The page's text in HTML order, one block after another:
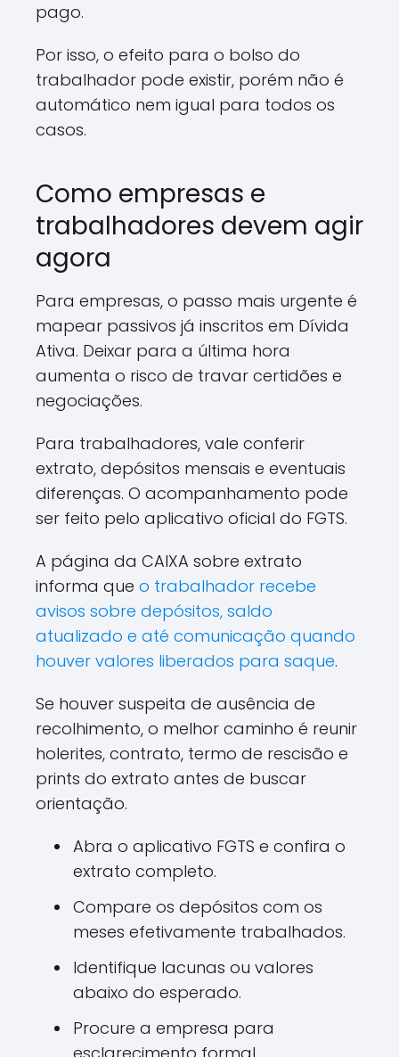
pago.
Por isso, o efeito para o bolso do
trabalhador pode existir, porém não é
automático nem igual para todos os
casos.
Como empresas e
trabalhadores devem agir
agora
Para empresas, o passo mais urgente é
mapear passivos já inscritos em Dívida
Ativa. Deixar para a última hora
aumenta o risco de travar certidões e
negociações.
Para trabalhadores, vale conferir
extrato, depósitos mensais e eventuais
diferenças. O acompanhamento pode
ser feito pelo aplicativo oficial do FGTS.
A página da CAIXA sobre extrato
informa que o trabalhador recebe
avisos sobre depósitos, saldo
atualizado e até comunicação quando
houver valores liberados para saque.
Se houver suspeita de ausência de
recolhimento, o melhor caminho é reunir
holerites, contrato, termo de rescisão e
prints do extrato antes de buscar
orientação.
Abra o aplicativo FGTS e confira o
extrato completo.
Compare os depósitos com os
meses efetivamente trabalhados.
Identifique lacunas ou valores
abaixo do esperado.
Procure a empresa para